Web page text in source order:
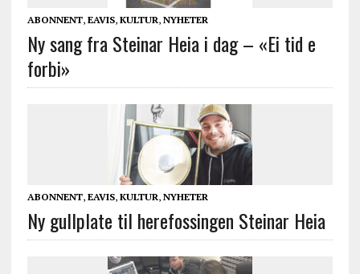
ABONNENT, EAVIS, KULTUR, NYHETER
Ny sang fra Steinar Heia i dag – «Ei tid e
forbi»
ABONNENT, EAVIS, KULTUR, NYHETER
Ny gullplate til herefossingen Steinar Heia